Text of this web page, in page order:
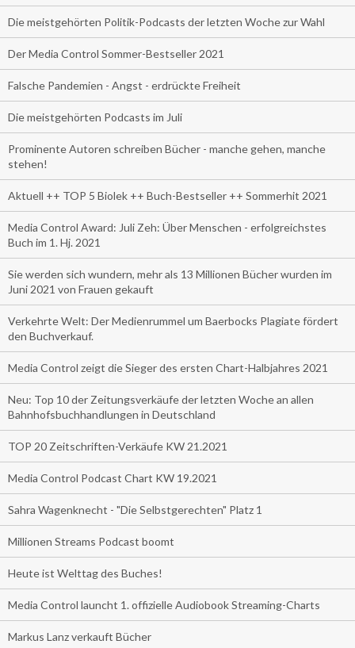
Die meistgehörten Politik-Podcasts der letzten Woche zur Wahl
Der Media Control Sommer-Bestseller 2021
Falsche Pandemien - Angst - erdrückte Freiheit
Die meistgehörten Podcasts im Juli
Prominente Autoren schreiben Bücher - manche gehen, manche
stehen!
Aktuell ++ TOP 5 Biolek ++ Buch-Bestseller ++ Sommerhit 2021
Media Control Award: Juli Zeh: Über Menschen - erfolgreichstes
Buch im 1. Hj. 2021
Sie werden sich wundern, mehr als 13 Millionen Bücher wurden im
Juni 2021 von Frauen gekauft
Verkehrte Welt: Der Medienrummel um Baerbocks Plagiate fördert
den Buchverkauf.
Media Control zeigt die Sieger des ersten Chart-Halbjahres 2021
Neu: Top 10 der Zeitungsverkäufe der letzten Woche an allen
Bahnhofsbuchhandlungen in Deutschland
TOP 20 Zeitschriften-Verkäufe KW 21.2021
Media Control Podcast Chart KW 19.2021
Sahra Wagenknecht - "Die Selbstgerechten" Platz 1
Millionen Streams Podcast boomt
Heute ist Welttag des Buches!
Media Control launcht 1. offizielle Audiobook Streaming-Charts
Markus Lanz verkauft Bücher